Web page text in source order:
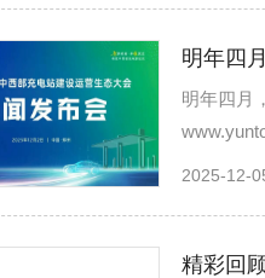
明年四
明年四月
2025-12-
精彩回